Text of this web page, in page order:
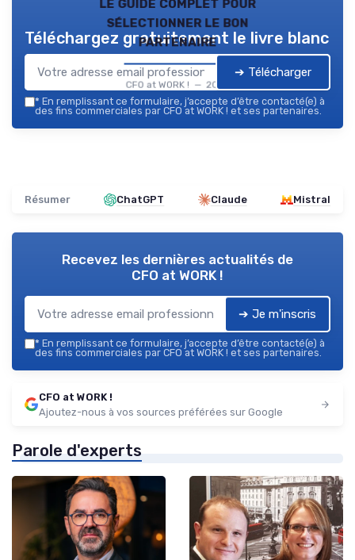
sélectionner le bon
partenaire
CFO at WORK ! — 2026
Téléchargez gratuitement le livre blanc
➔ Télécharger
* En remplissant ce formulaire, j’accepte d’être contacté(e) à
des fins commerciales par CFO at WORK ! et ses partenaires.
Résumer ChatGPT Claude Mistral
Recevez les dernières actualités de
CFO at WORK !
➔ Je m'inscris
* En remplissant ce formulaire, j’accepte d’être contacté(e) à
des fins commerciales par CFO at WORK ! et ses partenaires.
CFO at WORK !
Ajoutez-nous à vos sources préférées sur Google
Parole d'experts